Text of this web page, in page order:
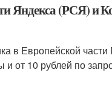
Яндекса (РСЯ) и
в Европейской
от 10 рублей по